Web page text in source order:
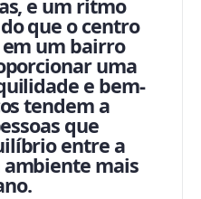
e um ritmo
que o centro
um bairro
uma
e bem-
tendem a
que
entre a
mais